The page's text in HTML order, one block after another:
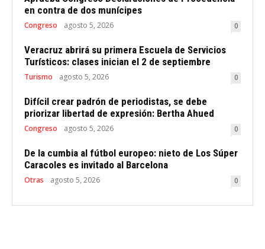
en contra de dos munícipes
Congreso agosto 5, 2026 0
Veracruz abrirá su primera Escuela de Servicios
Turísticos: clases inician el 2 de septiembre
Turismo agosto 5, 2026 0
Difícil crear padrón de periodistas, se debe
priorizar libertad de expresión: Bertha Ahued
Congreso agosto 5, 2026 0
De la cumbia al fútbol europeo: nieto de Los Súper
Caracoles es invitado al Barcelona
Otras agosto 5, 2026 0